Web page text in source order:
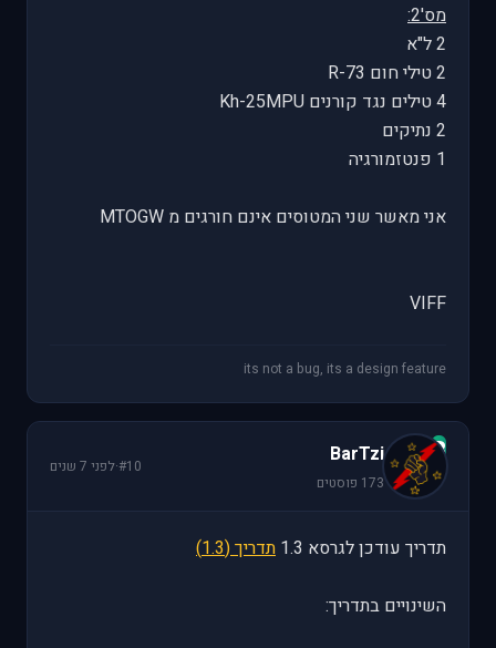
מס'2:
2 ל"א
2 טילי חום R-73
4 טילים נגד קורנים Kh-25MPU
2 נתיקים
1 פנטזמורגיה
אני מאשר שני המטוסים אינם חורגים מ MTOGW
VIFF
its not a bug, its a design feature
B
BarTzi
173 פוסטים
#10
·לפני 7 שנים
תדריך עודכן לגרסא 1.3 תדריך (1.3)
השינויים בתדריך: